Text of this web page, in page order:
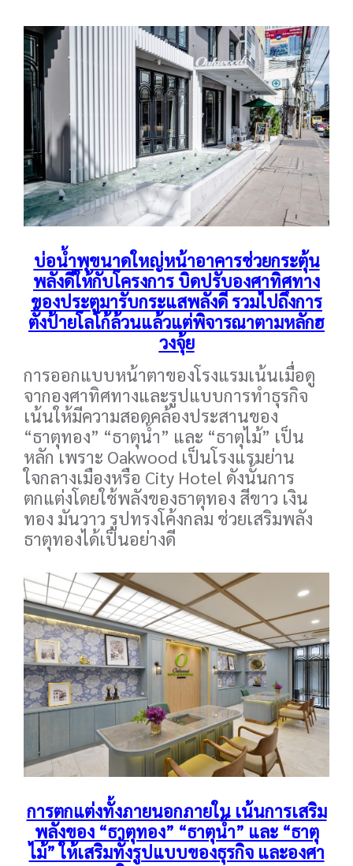
บ่อน้ำพุขนาดใหญ่หน้าอาคารช่วยกระตุ้น
พลังดีให้กับโครงการ บิดปรับองศาทิศทาง
ของประตูมารับกระแสพลังดี รวมไปถึงการ
ตั้งป้ายโลโก้ล้วนแล้วแต่พิจารณาตามหลักฮ
วงจุ้ย
การออกแบบหน้าตาของโรงแรมเน้นเมื่อดู
จากองศาทิศทางและรูปแบบการทำธุรกิจ
เน้นให้มีความสอดคล้องประสานของ
“ธาตุทอง” “ธาตุน้ำ” และ “ธาตุไม้” เป็น
หลัก เพราะ Oakwood เป็นโรงแรมย่าน
ใจกลางเมืองหรือ City Hotel ดังนั้นการ
ตกแต่งโดยใช้พลังของธาตุทอง สีขาว เงิน
ทอง มันวาว รูปทรงโค้งกลม ช่วยเสริมพลัง
ธาตุทองได้เป็นอย่างดี
การตกแต่งทั้งภายนอกภายใน เน้นการเสริม
พลังของ “ธาตุทอง” “ธาตุน้ำ” และ “ธาตุ
ไม้” ให้เสริมทั้งรูปแบบของธุรกิจ และองศา